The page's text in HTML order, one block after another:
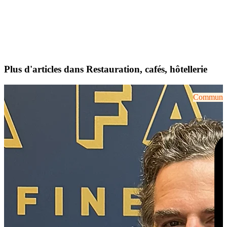
Plus d'articles dans Restauration, cafés, hôtellerie